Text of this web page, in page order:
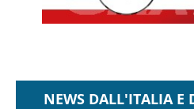
NEWS DALL'ITALIA E